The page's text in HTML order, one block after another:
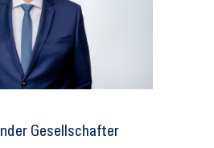
Gesellschafter